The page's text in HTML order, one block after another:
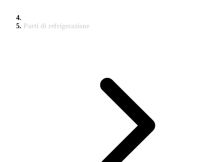
Parti di refrigerazione